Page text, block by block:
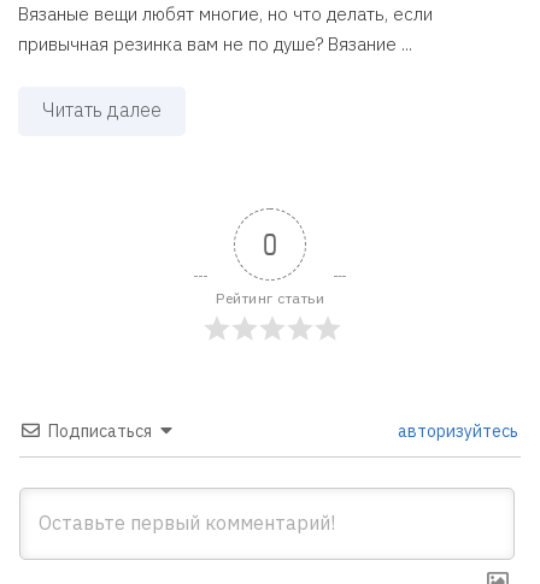
Вязаные вещи любят многие, но что делать, если
привычная резинка вам не по душе? Вязание ...
Читать далее
0
Рейтинг статьи
Подписаться авторизуйтесь